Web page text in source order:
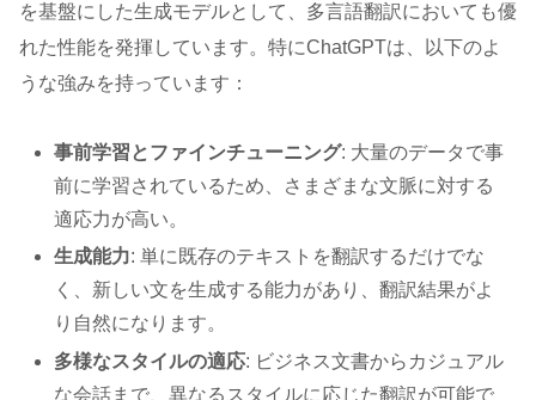
を基盤にした生成モデルとして、多言語翻訳においても優
れた性能を発揮しています。特にChatGPTは、以下のよ
うな強みを持っています：
事前学習とファインチューニング: 大量のデータで事
前に学習されているため、さまざまな文脈に対する
適応力が高い。
生成能力: 単に既存のテキストを翻訳するだけでな
く、新しい文を生成する能力があり、翻訳結果がよ
り自然になります。
多様なスタイルの適応: ビジネス文書からカジュアル
な会話まで、異なるスタイルに応じた翻訳が可能で